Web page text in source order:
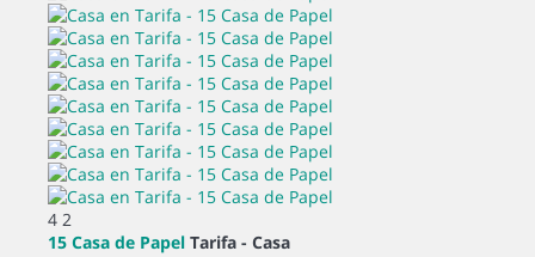
4 2
15 Casa de Papel Tarifa - Casa